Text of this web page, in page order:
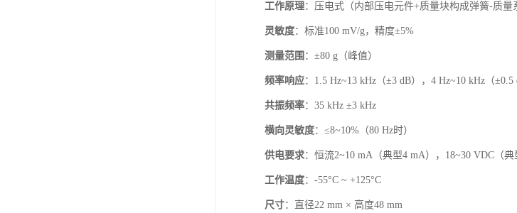
工作原理：压电式（内部压电元件+质量块构成弹簧-质量
灵敏度：标准100 mV/g，精度±5%
测量范围 ：±80 g（峰值）
频率响应：1.5 Hz~13 kHz（±3 dB），4 Hz~10 kHz（±0.5
共振频率：35 kHz ±3 kHz
横向灵敏度：≤8~10%（80 Hz时）
供电要求：恒流2~10 mA（典型4 mA），18~30 VDC（
工作温度：-55°C ~ +125°C
尺寸：直径22 mm × 高度48 mm